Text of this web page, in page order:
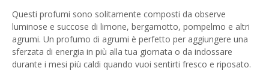
Questi profumi sono solitamente composti da observe
luminose e succose di limone, bergamotto, pompelmo e altri
agrumi. Un profumo di agrumi è perfetto per aggiungere una
sferzata di energia in più alla tua giornata o da indossare
durante i mesi più caldi quando vuoi sentirti fresco e riposato.